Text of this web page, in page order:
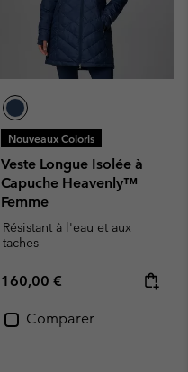
Nouveaux Coloris
Veste Longue Isolée à
Capuche Heavenly™
Femme
Résistant à l'eau et aux
taches
Regular price:
160,00 €
Comparer